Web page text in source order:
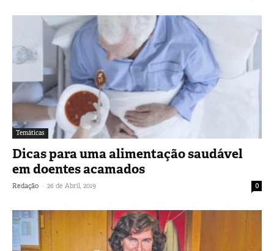
Temáticas
Dicas para uma alimentação saudável
em doentes acamados
Redação - 26 de Abril, 2019 0